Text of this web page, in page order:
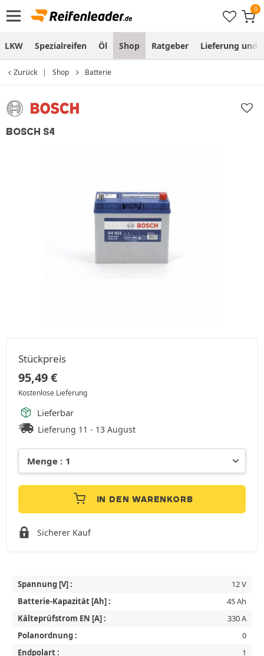
LKW Spezialreifen Öl Shop Ratgeber Lieferung und
Zurück Shop Batterie
BOSCH S4
Stückpreis
95,49€
Kostenlose Lieferung
Lieferbar
Lieferung 11 - 13 August
IN DEN WARENKORB
Sicherer Kauf
Spannung [V] :
12 V
Batterie-Kapazität [Ah] :
45 Ah
Kälteprüfstrom EN [A] :
330 A
Polanordnung :
0
Endpolart :
1